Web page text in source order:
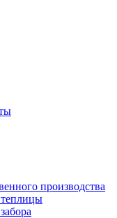
производства
теплицы